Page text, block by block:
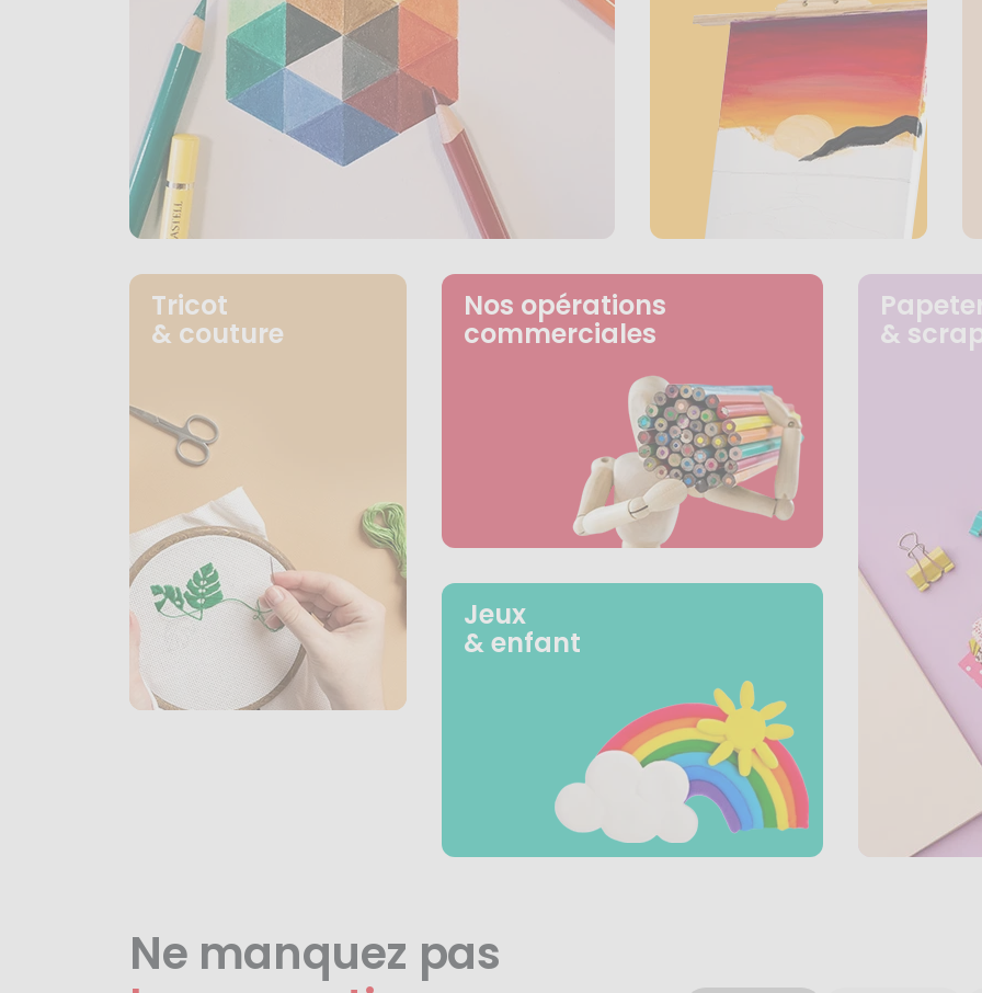
Tricot
& couture
Nos opérations
commerciales
Jeux
& enfant
&
Ne manquez pas